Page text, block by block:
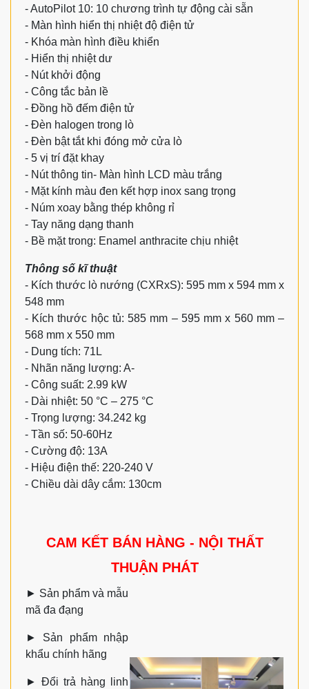
- AutoPilot 10: 10 chương trình tự động cài sẵn
- Màn hình hiển thị nhiệt độ điện tử
- Khóa màn hình điều khiển
- Hiển thị nhiệt dư
- Nút khởi động
- Công tắc bản lề
- Đồng hồ đếm điện tử
- Đèn halogen trong lò
- Đèn bật tắt khi đóng mở cửa lò
- 5 vị trí đặt khay
- Nút thông tin- Màn hình LCD màu trắng
- Mặt kính màu đen kết hợp inox sang trọng
- Núm xoay bằng thép không rỉ
- Tay năng dạng thanh
- Bề mặt trong: Enamel anthracite chịu nhiệt
Thông số kĩ thuật
- Kích thước lò nướng (CXRxS): 595 mm x 594 mm x
548 mm
- Kích thước hộc tủ: 585 mm – 595 mm x 560 mm –
568 mm x 550 mm
- Dung tích: 71L
- Nhãn năng lượng: A-
- Công suất: 2.99 kW
- Dài nhiệt: 50 °C – 275 °C
- Trọng lượng: 34.242 kg
- Tần số: 50-60Hz
- Cường độ: 13A
- Hiệu điện thế: 220-240 V
- Chiều dài dây cắm: 130cm
CAM KẾT BÁN HÀNG - NỘI THẤT
THUẬN PHÁT
► Sản phẩm và mẫu
mã đa đạng
► Sản phẩm nhập
khẩu chính hãng
► Đổi trả hàng linh